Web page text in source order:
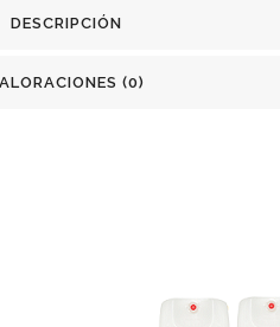
DESCRIPCIÓN
(0)